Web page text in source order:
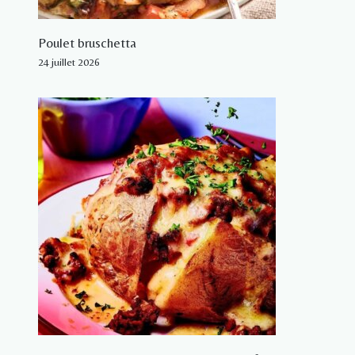
Poulet bruschetta
24 juillet 2026